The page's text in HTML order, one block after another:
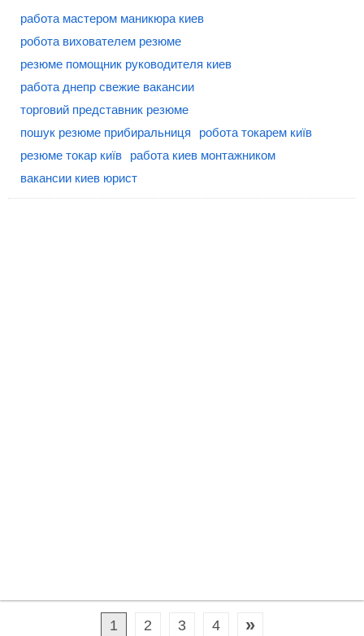
работа мастером маникюра киев
робота вихователем резюме
резюме помощник руководителя киев
работа днепр свежие вакансии
торговий представник резюме
пошук резюме прибиральниця
робота токарем київ
резюме токар київ
работа киев монтажником
вакансии киев юрист
1 2 3 4 »